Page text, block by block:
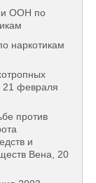
наркотикам
21 февраля
против
и
Вена, 20